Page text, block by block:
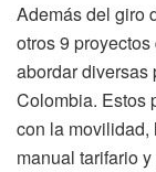
Además del giro
otros 9
abordar diversas
Colombia. Estos
con la
manual tarifario